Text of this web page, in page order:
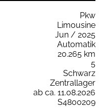
Pkw
Limousine
Jun / 2025
Automatik
20.265 km
5
Schwarz
Zentrallager
ab ca. 11.08.2026
S4800209